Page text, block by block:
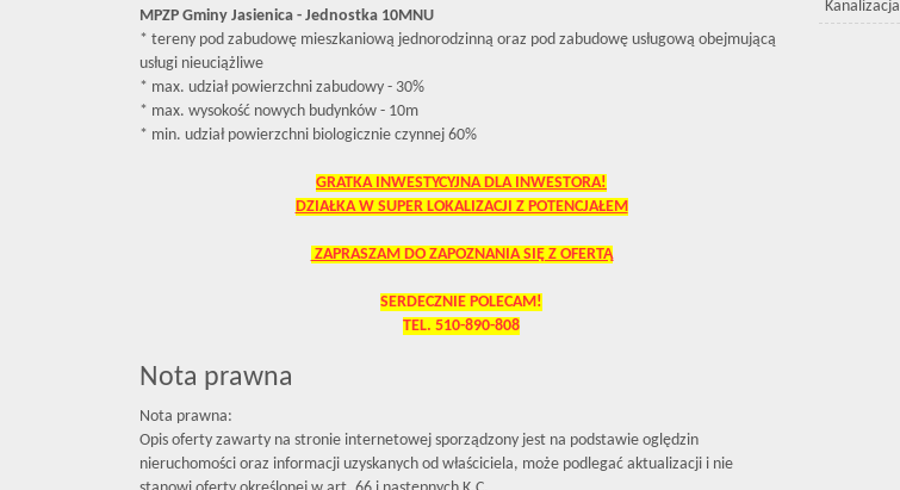
MPZP Gminy Jasienica - Jednostka 10MNU
* tereny pod zabudowę mieszkaniową jednorodzinną oraz pod zabudowę usługową obejmującą
usługi nieuciążliwe
* max. udział powierzchni zabudowy - 30%
* max. wysokość nowych budynków - 10m
* min. udział powierzchni biologicznie czynnej 60%
GRATKA INWESTYCYJNA DLA INWESTORA!
DZIAŁKA W SUPER LOKALIZACJI Z POTENCJAŁEM
ZAPRASZAM DO ZAPOZNANIA SIĘ Z OFERTĄ
SERDECZNIE POLECAM!
TEL. 510-890-808
Nota prawna
Nota prawna:
Opis oferty zawarty na stronie internetowej sporządzony jest na podstawie oględzin
nieruchomości oraz informacji uzyskanych od właściciela, może podlegać aktualizacji i nie
Kanalizacja